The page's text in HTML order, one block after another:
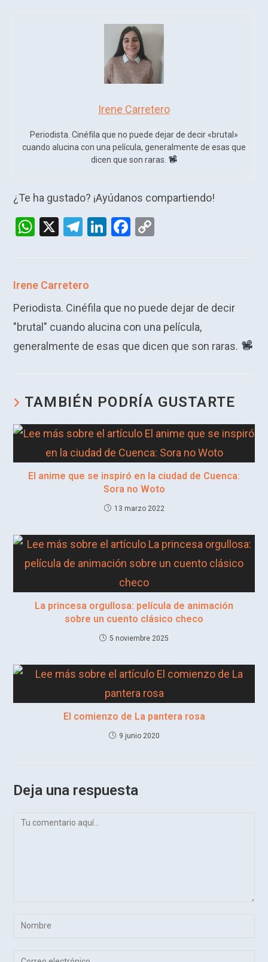
Irene Carretero
Periodista. Cinéfila que no puede dejar de decir «brutal»
cuando alucina con una película, generalmente de esas que
dicen que son raras.
¿Te ha gustado? ¡Ayúdanos compartiendo!
W
s
A
p
p
X
T
gr
a
m
Li
n
F
o
o
k
n
k
Irene Carretero
Periodista. Cinéfila que no puede dejar de decir
"brutal" cuando alucina con una película,
generalmente de esas que dicen que son raras.
TAMBIÉN PODRÍA GUSTARTE
El anime que se inspiró en la ciudad de Cuenca:
Sora no Woto
13 marzo 2022
La princesa orgullosa: película de animación
sobre un cuento clásico checo
5 noviembre 2025
El comienzo de La pantera rosa
9 junio 2020
Deja una respuesta
Comentario
Introduce
Introduce